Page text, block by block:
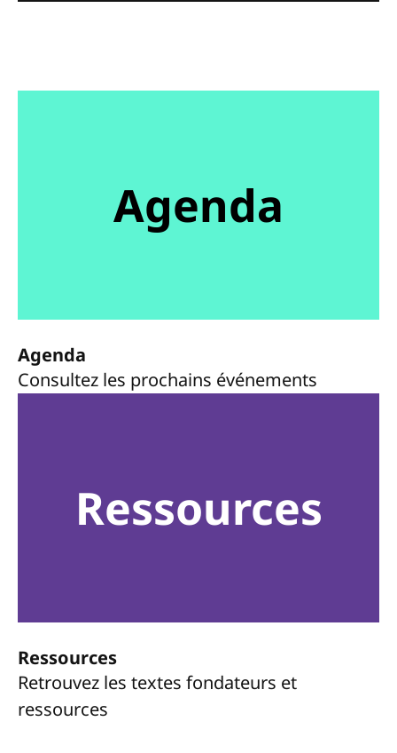
Agenda
Agenda
Consultez les prochains événements
Ressources
Ressources
Retrouvez les textes fondateurs et
ressources